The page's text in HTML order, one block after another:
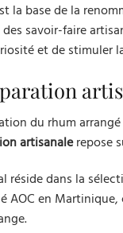
la base de la
savoir-faire
et de stimuler
du rhum
artisanalerepose
réside dans la
AOC en